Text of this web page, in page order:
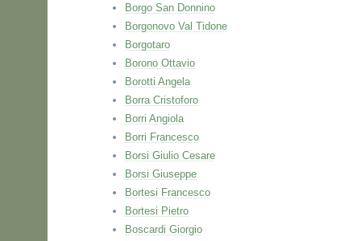
Borgo San Donnino
Borgonovo Val Tidone
Borgotaro
Borono Ottavio
Borotti Angela
Borra Cristoforo
Borri Angiola
Borri Francesco
Borsi Giulio Cesare
Borsi Giuseppe
Bortesi Francesco
Bortesi Pietro
Boscardi Giorgio